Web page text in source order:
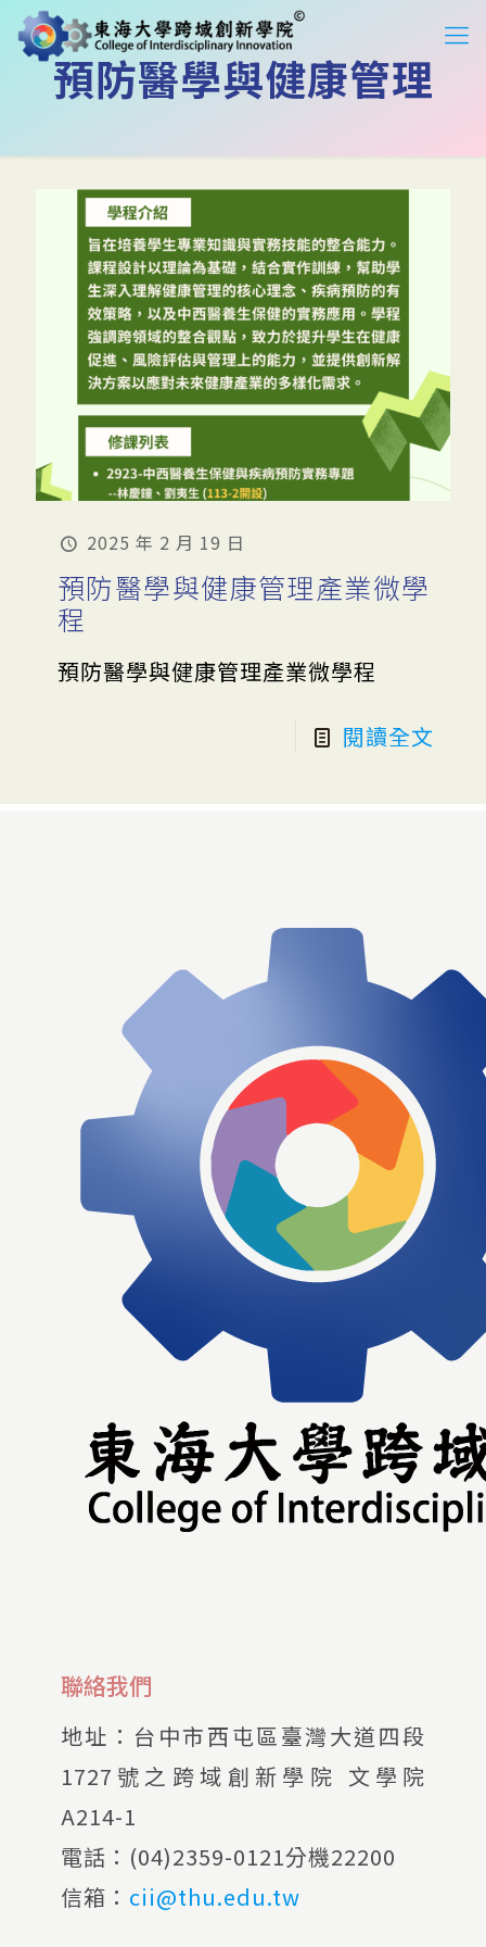
預防醫學與健康管理
2025 年 2 月 19 日
預防醫學與健康管理產業微學
程
預防醫學與健康管理產業微學程
閱讀全文
聯絡我們
地址： 台中市西屯區臺灣大道四段
1727號之跨域創新學院 文學院
A214-1
電話： (04)2359-0121分機22200
信箱： cii@thu.edu.tw